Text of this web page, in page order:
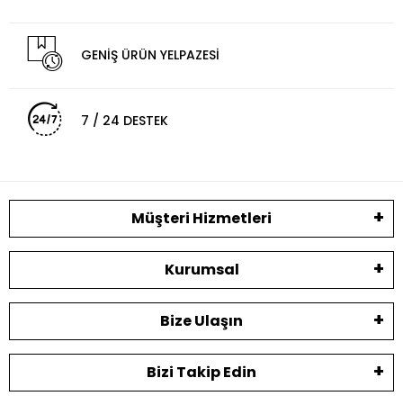
GENİŞ ÜRÜN YELPAZESİ
7 / 24 DESTEK
Müşteri Hizmetleri
Kurumsal
Bize Ulaşın
Bizi Takip Edin